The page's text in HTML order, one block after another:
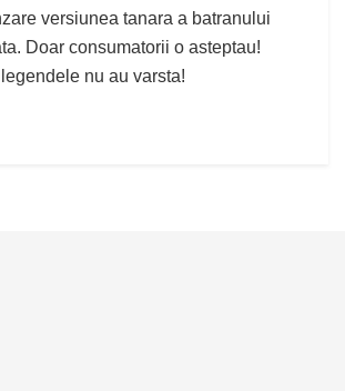
versiunea tanara a batranului
Doar consumatorii o asteptau!
nu au varsta!